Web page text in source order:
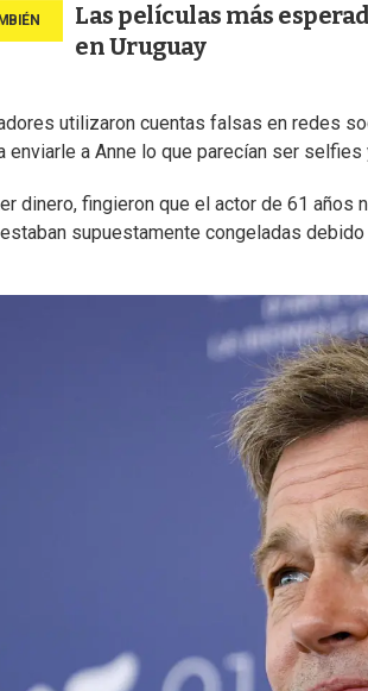
Las películas más
en Uruguay
utilizaron cuentas falsas en redes
enviarle a Anne lo que parecían ser
dinero, fingieron que el actor de 61 años
supuestamente congeladas